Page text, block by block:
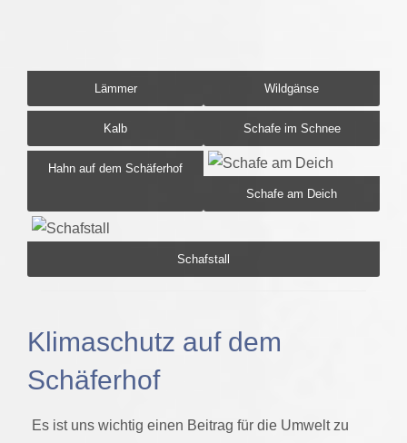
Lämmer Wildgänse
Kalb Schafe im Schnee
Hahn auf dem Schäferhof
Schafe am Deich
Schafstall
Klimaschutz auf dem
Schäferhof
Es ist uns wichtig einen Beitrag für die Umwelt zu